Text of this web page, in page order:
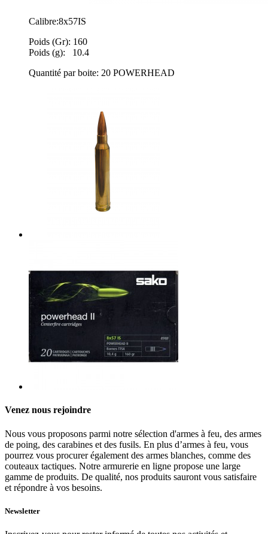
Calibre:8x57IS
Poids (Gr): 160
Poids (g): 10.4
Quantité par boite: 20 POWERHEAD
Venez nous rejoindre
Nous vous proposons parmi notre sélection d'armes à feu, des armes
de poing, des carabines et des fusils. En plus d’armes à feu, vous
pourrez vous procurer également des armes blanches, comme des
couteaux tactiques. Notre armurerie en ligne propose une large
gamme de produits. De qualité, nos produits sauront vous satisfaire
et répondre à vos besoins.
Newsletter